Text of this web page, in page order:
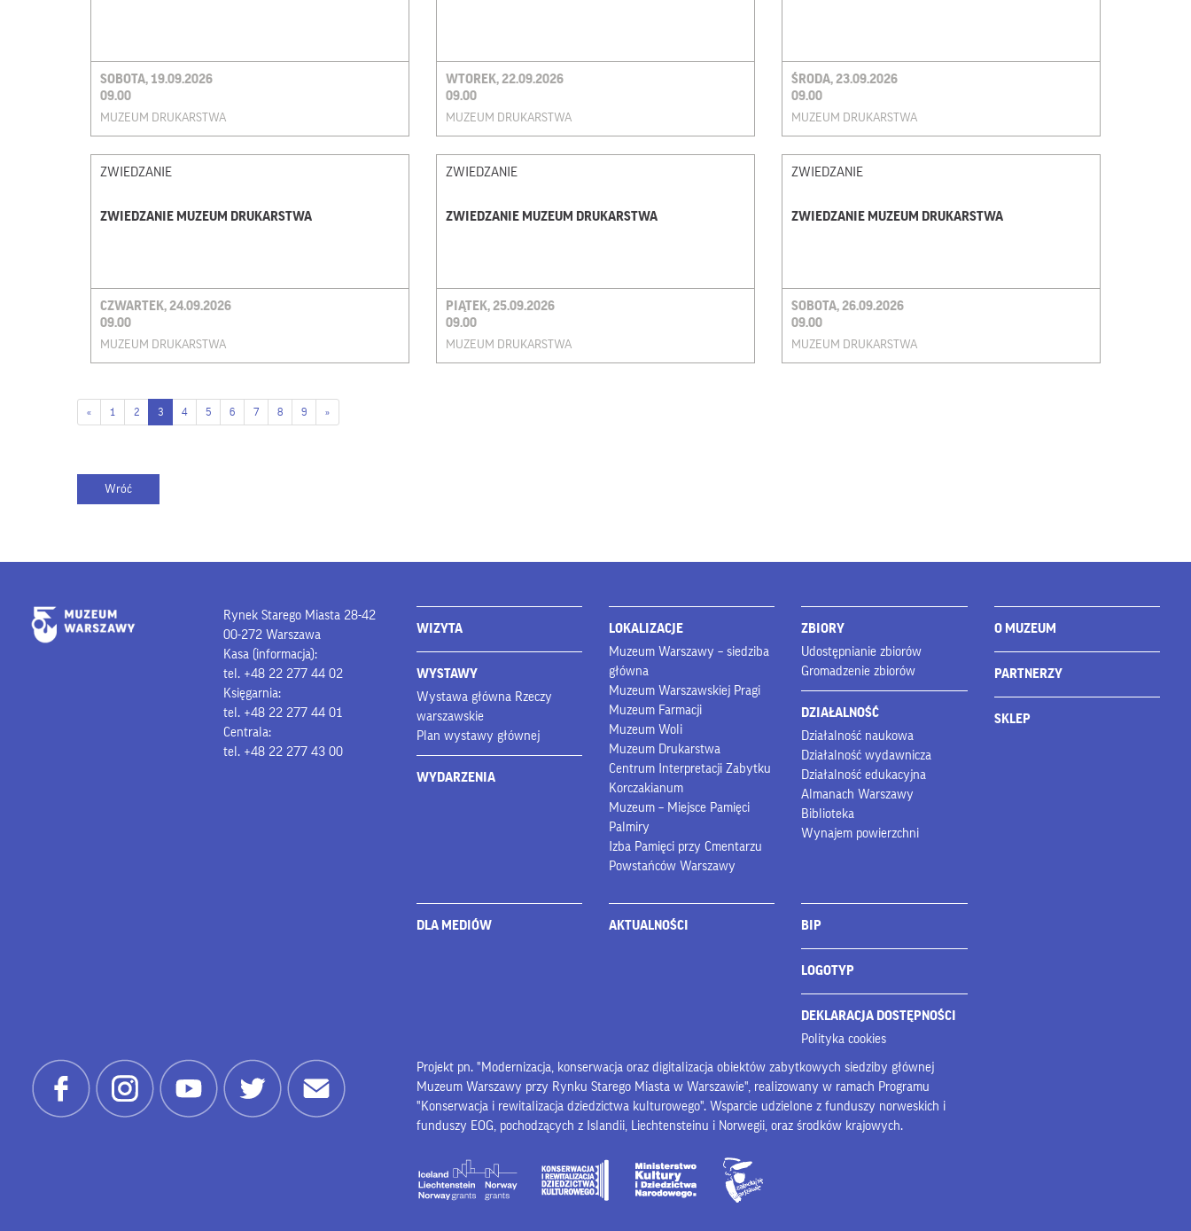
SOBOTA, 19.09.2026
09.00
MUZEUM DRUKARSTWA
WTOREK, 22.09.2026
09.00
MUZEUM DRUKARSTWA
ŚRODA, 23.09.2026
09.00
MUZEUM DRUKARSTWA
ZWIEDZANIE
ZWIEDZANIE MUZEUM DRUKARSTWA
CZWARTEK, 24.09.2026
09.00
MUZEUM DRUKARSTWA
ZWIEDZANIE
ZWIEDZANIE MUZEUM DRUKARSTWA
PIĄTEK, 25.09.2026
09.00
MUZEUM DRUKARSTWA
ZWIEDZANIE
ZWIEDZANIE MUZEUM DRUKARSTWA
SOBOTA, 26.09.2026
09.00
MUZEUM DRUKARSTWA
« 1 2 3 4 5 6 7 8 9 »
Rynek Starego Miasta 28-42
00-272 Warszawa
Kasa (informacja):
tel. +48 22 277 44 02
Księgarnia:
tel. +48 22 277 44 01
Centrala:
tel. +48 22 277 43 00
WIZYTA
WYSTAWY
Wystawa główna Rzeczy
warszawskie
Plan wystawy głównej
WYDARZENIA
LOKALIZACJE
Muzeum Warszawy – siedziba
główna
Muzeum Warszawskiej Pragi
Muzeum Farmacji
Muzeum Woli
Muzeum Drukarstwa
Centrum Interpretacji Zabytku
Korczakianum
Muzeum – Miejsce Pamięci
Palmiry
Izba Pamięci przy Cmentarzu
Powstańców Warszawy
ZBIORY
Udostępnianie zbiorów
Gromadzenie zbiorów
DZIAŁALNOŚĆ
Działalność naukowa
Działalność wydawnicza
Działalność edukacyjna
Almanach Warszawy
Biblioteka
Wynajem powierzchni
O MUZEUM
PARTNERZY
SKLEP
DLA MEDIÓW AKTUALNOŚCI BIP
LOGOTYP
DEKLARACJA DOSTĘPNOŚCI
Polityka cookies
Projekt pn. "Modernizacja, konserwacja oraz digitalizacja obiektów zabytkowych siedziby głównej
Muzeum Warszawy przy Rynku Starego Miasta w Warszawie", realizowany w ramach Programu
"Konserwacja i rewitalizacja dziedzictwa kulturowego". Wsparcie udzielone z funduszy norweskich i
funduszy EOG, pochodzących z Islandii, Liechtensteinu i Norwegii, oraz środków krajowych.